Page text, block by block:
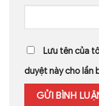
Lưu tên của
duyệt này cho lần